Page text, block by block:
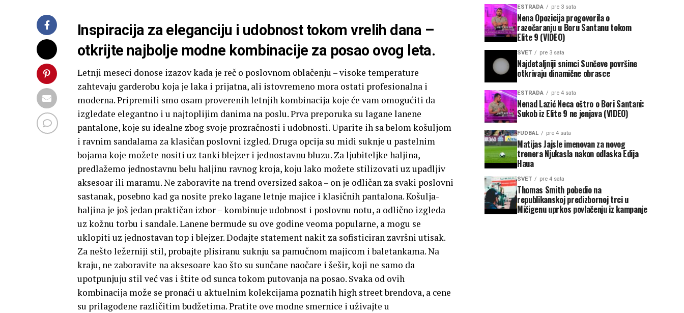
Inspiracija za eleganciju i udobnost tokom vrelih dana –
otkrijte najbolje modne kombinacije za posao ovog leta.
Letnji meseci donose izazov kada je reč o poslovnom oblačenju – visoke temperature
zahtevaju garderobu koja je laka i prijatna, ali istovremeno mora ostati profesionalna i
moderna. Pripremili smo osam proverenih letnjih kombinacija koje će vam omogućiti da
izgledate elegantno i u najtoplijim danima na poslu. Prva preporuka su lagane lanene
pantalone, koje su idealne zbog svoje prozračnosti i udobnosti. Uparite ih sa belom košuljom
i ravnim sandalama za klasičan poslovni izgled. Druga opcija su midi suknje u pastelnim
bojama koje možete nositi uz tanki blejzer i jednostavnu bluzu. Za ljubiteljke haljina,
predlažemo jednostavnu belu haljinu ravnog kroja, koju lako možete stilizovati uz upadljiv
aksesoar ili maramu. Ne zaboravite na trend oversized sakoa – on je odličan za svaki poslovni
sastanak, posebno kad ga nosite preko lagane letnje majice i klasičnih pantalona. Košulja-
haljina je još jedan praktičan izbor – kombinuje udobnost i poslovnu notu, a odlično izgleda
uz kožnu torbu i sandale. Lanene bermude su ove godine veoma popularne, a mogu se
uklopiti uz jednostavan top i blejzer. Dodajte statement nakit za sofisticiran završni utisak.
Za nešto ležerniji stil, probajte plisiranu suknju sa pamučnom majicom i baletankama. Na
kraju, ne zaboravite na aksesoare kao što su sunčane naočare i šešir, koji ne samo da
upotpunjuju stil već vas i štite od sunca tokom putovanja na posao. Svaka od ovih
kombinacija može se pronaći u aktuelnim kolekcijama poznatih high street brendova, a cene
su prilagođene različitim budžetima. Pratite ove modne smernice i uživajte u
ESTRADA pre 3 sata
Nena Opozicija progovorila o
razočaranju u Boru Santanu tokom
Elite 9 (VIDEO)
SVET pre 3 sata
Najdetaljniji snimci Sunčeve površine
otkrivaju dinamične obrasce
ESTRADA pre 4 sata
Nenad Lazić Neca oštro o Bori Santani:
Sukob iz Elite 9 ne jenjava (VIDEO)
FUDBAL pre 4 sata
Matijas Jajsle imenovan za novog
trenera Njukasla nakon odlaska Edija
Haua
SVET pre 4 sata
Thomas Smith pobedio na
republikanskoj predizbornoj trci u
Mičigenu uprkos povlačenju iz kampanje